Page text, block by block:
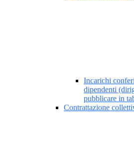
Incarichi
dipendenti
pubblicare in
Contrattazione